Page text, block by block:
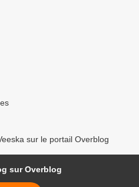
sur le portail Overblog
sur Overblog